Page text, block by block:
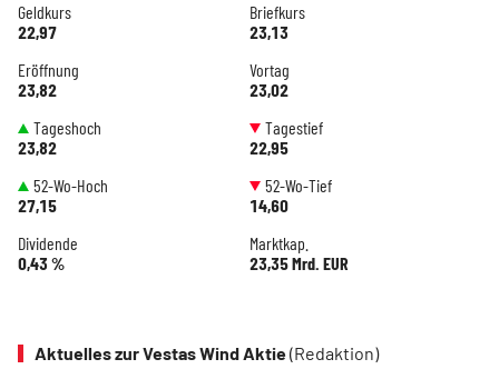
Geldkurs
22,97
Briefkurs
23,13
Eröffnung
23,82
Vortag
23,02
Tageshoch
23,82
Tagestief
22,95
52-Wo-Hoch
27,15
52-Wo-Tief
14,60
Dividende
0,43 %
Marktkap.
23,35 Mrd. EUR
Aktuelles zur Vestas Wind Aktie(Redaktion)